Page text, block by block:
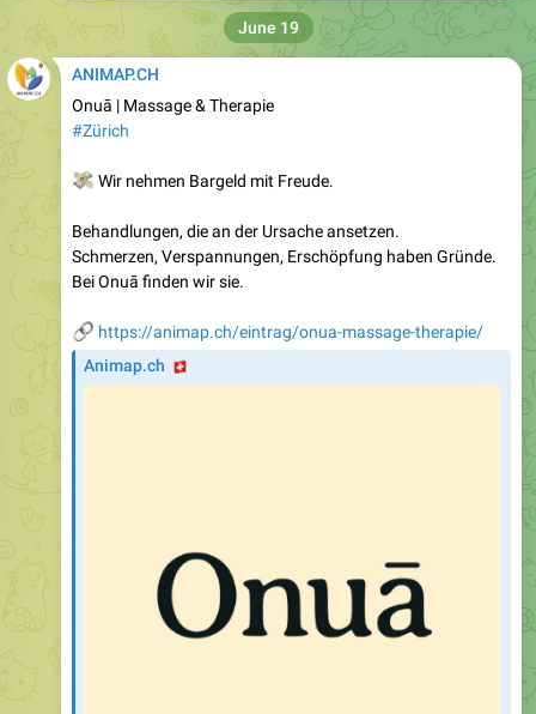
ANIMAP.CH
Onuā | Massage & Therapie
#Zürich
Wir nehmen Bargeld mit Freude.
Behandlungen, die an der Ursache ansetzen.
Schmerzen, Verspannungen, Erschöpfung haben Gründe.
Bei Onuā finden wir sie.
https://animap.ch/eintrag/onua-massage-therapie/
Animap.ch
🇨🇭
June 19